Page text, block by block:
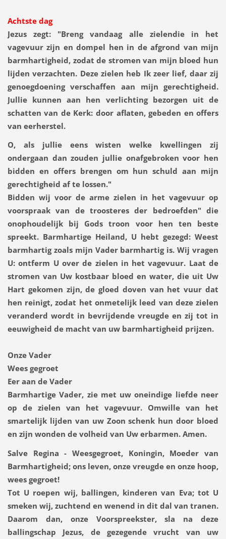
Achtste dag
Jezus zegt: "Breng vandaag alle zielendie in het
vagevuur zijn en dompel hen in de afgrond van mijn
barmhartigheid, zodat de stromen van mijn bloed hun
lijden verzachten. Deze zielen heb Ik zeer lief, daar zij
genoegdoening verschaffen aan mijn gerechtigheid.
Jullie kunnen aan hen verlichting bezorgen uit de
schatten van de Kerk: door aflaten, gebeden en offers
van eerherstel.
O, als jullie eens wisten welke kwellingen zij
ondergaan dan zouden jullie onafgebroken voor hen
bidden en offers brengen om hun schuld aan mijn
gerechtigheid af te lossen."
Bidden wij voor de arme zielen in het vagevuur op
voorspraak van de troosteres der bedroefden" die
onophoudelijk bij Gods troon voor hen ten beste
spreekt. Barmhartige Heiland, U hebt gezegd: Weest
barmhartig zoals mijn Vader barmhartig is. Wij vragen
U: ontferm U over de zielen in het vagevuur. Laat de
stromen van Uw kostbaar bloed en water, die uit Uw
Hart gekomen zijn, de gloed doven van het vuur dat
hen reinigt, zodat het onmetelijk leed van deze zielen
veranderd wordt in bevrijdende vreugde en zij tot in
eeuwigheid de macht van uw barmhartigheid prijzen.
Onze Vader
Wees gegroet
Eer aan de Vader
Barmhartige Vader, zie met uw oneindige liefde neer
op de zielen van het vagevuur. Omwille van het
smartelijk lijden van uw Zoon schenk hun door bloed
en zijn wonden de volheid van Uw erbarmen. Amen.
Salve Regina - Weesgegroet, Koningin, Moeder van
Barmhartigheid; ons leven, onze vreugde en onze hoop,
wees gegroet!
Tot U roepen wij, ballingen, kinderen van Eva; tot U
smeken wij, zuchtend en wenend in dit dal van tranen.
Daarom dan, onze Voorspreekster, sla na deze
ballingschap Jezus, de gezegende vrucht van uw